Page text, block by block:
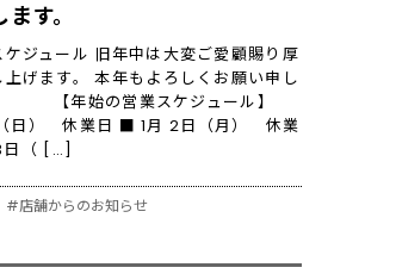
す。
ジュール 旧年中は大変ご愛顧賜り厚
上げます。 本年もよろしくお願い申し
【年始の営業スケジュール】
日） 休業日 ■ 1月 2日（月） 休業
日（ […]
#店舗からのお知らせ